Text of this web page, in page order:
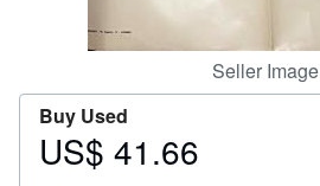
Seller Image
Buy Used
Price
US$ 41.66